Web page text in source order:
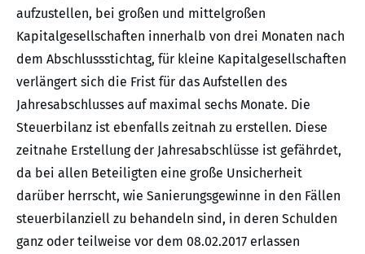
aufzustellen, bei großen und mittelgroßen
Kapitalgesellschaften innerhalb von drei Monaten nach
dem Abschlussstichtag, für kleine Kapitalgesellschaften
verlängert sich die Frist für das Aufstellen des
Jahresabschlusses auf maximal sechs Monate. Die
Steuerbilanz ist ebenfalls zeitnah zu erstellen. Diese
zeitnahe Erstellung der Jahresabschlüsse ist gefährdet,
da bei allen Beteiligten eine große Unsicherheit
darüber herrscht, wie Sanierungsgewinne in den Fällen
steuerbilanziell zu behandeln sind, in deren Schulden
ganz oder teilweise vor dem 08.02.2017 erlassen